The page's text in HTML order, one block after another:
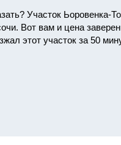
Участок Ьоровенка-
Вот вам и цена
этот участок за 50